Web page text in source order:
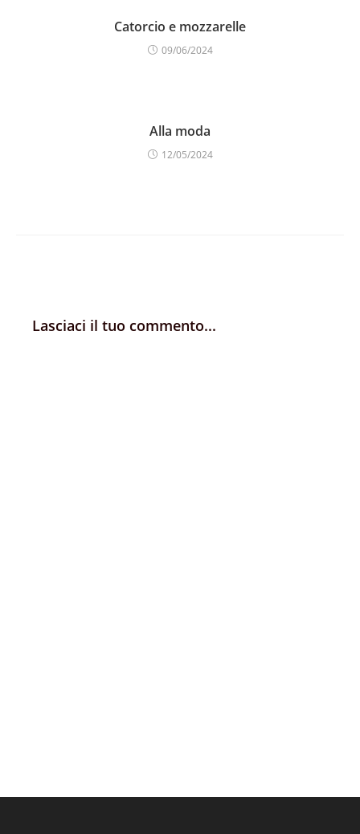
Catorcio e mozzarelle
09/06/2024
Alla moda
12/05/2024
Lasciaci il tuo commento...